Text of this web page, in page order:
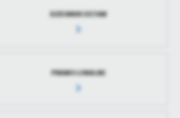
DZIENNIK USTAW
PRAWO LOKALNE